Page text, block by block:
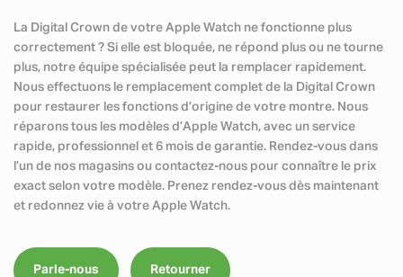
La Digital Crown de votre Apple Watch ne fonctionne plus
correctement ? Si elle est bloquée, ne répond plus ou ne tourne
plus, notre équipe spécialisée peut la remplacer rapidement.
Nous effectuons le remplacement complet de la Digital Crown
pour restaurer les fonctions d’origine de votre montre. Nous
réparons tous les modèles d’Apple Watch, avec un service
rapide, professionnel et 6 mois de garantie. Rendez-vous dans
l’un de nos magasins ou contactez-nous pour connaître le prix
exact selon votre modèle. Prenez rendez-vous dès maintenant
et redonnez vie à votre Apple Watch.
Parle-nous Retourner